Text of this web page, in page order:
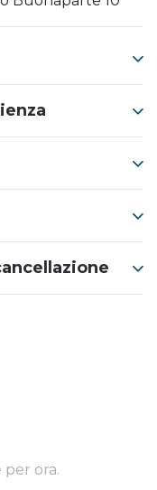
per ora.